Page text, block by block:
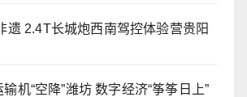
遗 2.4T长城炮西南驾控体验营贵阳
机“空降”潍坊 数字经济“筝筝日上”